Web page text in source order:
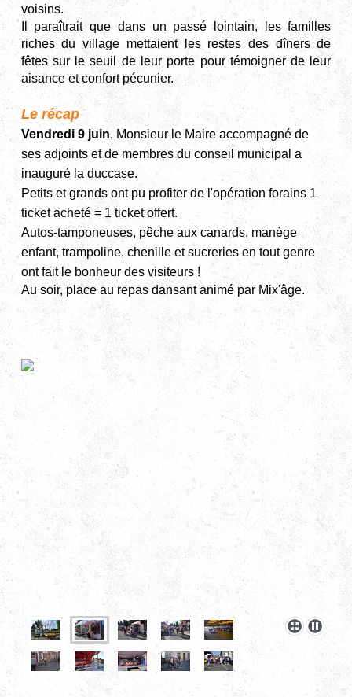
voisins.
Il paraîtrait que dans un passé lointain, les familles
riches du village mettaient les restes des dîners de
fêtes sur le seuil de leur porte pour témoigner de leur
aisance et confort pécunier.
Le récap
Vendredi 9 juin, Monsieur le Maire accompagné de
ses adjoints et de membres du conseil municipal a
inauguré la duccase.
Petits et grands ont pu profiter de l'opération forains 1
ticket acheté = 1 ticket offert.
Autos-tamponeuses, pêche aux canards, manège
enfant, trampoline, chenille et sucreries en tout genre
ont fait le bonheur des visiteurs !
Au soir, place au repas dansant animé par Mix'âge.